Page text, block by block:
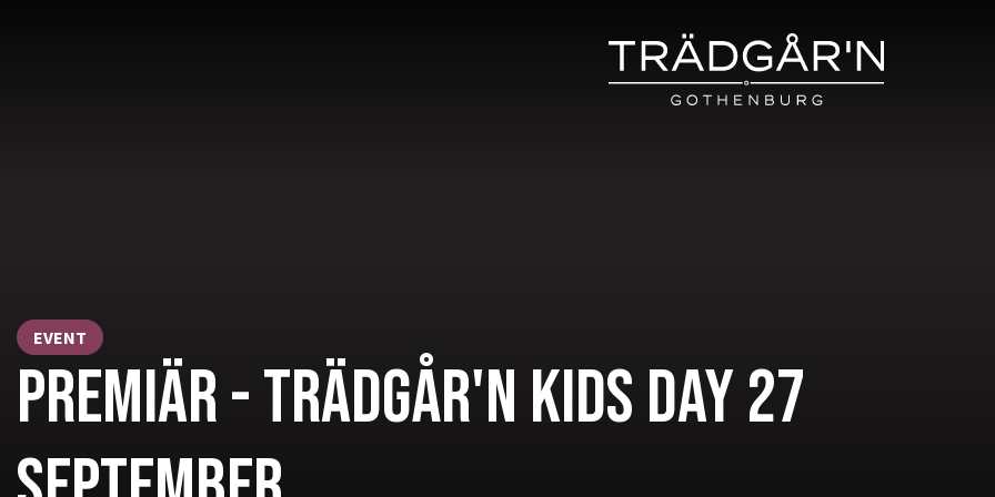
EVENT
PREMIÄR - TRÄDGÅR'N KIDS DAY 27